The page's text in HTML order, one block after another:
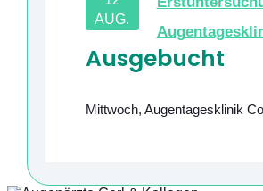
AUG.
Ausgebucht
Mittwoch, Augentagesklinik